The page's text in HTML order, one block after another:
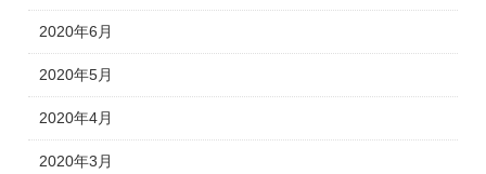
2020年6月
2020年5月
2020年4月
2020年3月